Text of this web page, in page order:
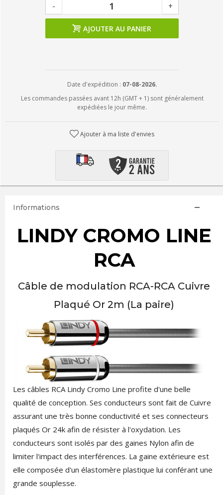
- +
AJOUTER AU PANIER
Date d'expédition : 07-08-2026.
Les commandes passées avant 12h (GMT + 1) sont généralement
expédiées le jour même.
Ajouter à ma liste d'envies
Informations
LINDY CROMO LINE
RCA
Câble de modulation RCA-RCA Cuivre
Plaqué Or 2m (La paire)
Les câbles RCA Lindy Cromo Line profite d'une belle
qualité de conception. Ses conducteurs sont fait de Cuivre
assurant une très bonne conductivité et ses connecteurs
plaqués Or 24k afin de résister à l'oxydation. Les
conducteurs sont isolés par des gaines Nylon afin de
limiter l'impact des interférences. La gaine extérieure est
elle composée d'un élastomère plastique lui conférant une
grande souplesse.